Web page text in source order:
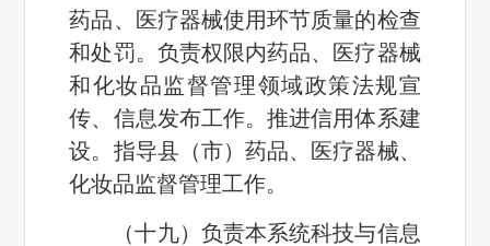
药品、医疗器械使用环节质量的检查
和处罚。负责权限内药品、医疗器械
和化妆品监督管理领域政策法规宣
传、信息发布工作。推进信用体系建
设。指导县（市）药品、医疗器械、
化妆品监督管理工作。
（十九）负责本系统科技与信息